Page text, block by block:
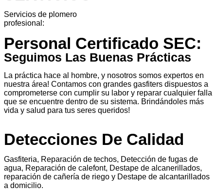
Servicios de plomero
profesional:
Personal Certificado SEC:
Seguimos Las Buenas Prácticas
La práctica hace al hombre, y nosotros somos expertos en
nuestra área! Contamos con grandes gasfiters dispuestos a
comprometerse con cumplir su labor y reparar cualquier falla
que se encuentre dentro de su sistema. Brindándoles más
vida y salud para tus seres queridos!
Detecciones De Calidad
Gasfiteria, Reparación de techos, Detección de fugas de
agua, Reparación de calefont, Destape de alcanerillados,
reparación de cañería de riego y Destape de alcantarillados
a domicilio.